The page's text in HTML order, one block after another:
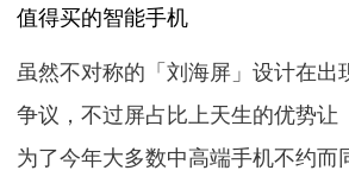
虽然不对称的「刘海屏」设计在出
争议，不过屏占比上天生的优势让
为了今年大多数中高端手机不约而